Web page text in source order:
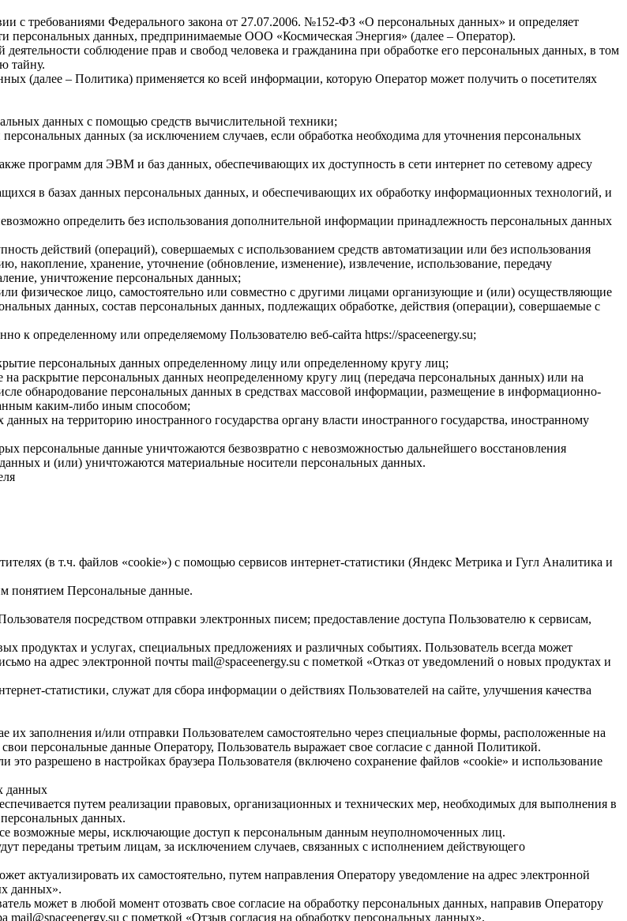
с требованиями Федерального закона от 27.07.2006. №152-ФЗ «О персональных данных» и определяет
персональных данных, предпринимаемые ООО «Космическая Энергия» (далее – Оператор).
соблюдение прав и свобод человека и гражданина при обработке его персональных данных, в том
тайну.
(далее – Политика) применяется ко всей информации, которую Оператор может получить о посетителях
данных с помощью средств вычислительной техники;
данных (за исключением случаев, если обработка необходима для уточнения персональных
программ для ЭВМ и баз данных, обеспечивающих их доступность в сети интернет по сетевому адресу
в базах данных персональных данных, и обеспечивающих их обработку информационных технологий, и
определить без использования дополнительной информации принадлежность персональных данных
действий (операций), совершаемых с использованием средств автоматизации или без использования
накопление, хранение, уточнение (обновление, изменение), извлечение, использование, передачу
уничтожение персональных данных;
физическое лицо, самостоятельно или совместно с другими лицами организующие и (или) осуществляющие
данных, состав персональных данных, подлежащих обработке, действия (операции), совершаемые с
к определенному или определяемому Пользователю веб-сайта https://spaceenergy.su;
персональных данных определенному лицу или определенному кругу лиц;
раскрытие персональных данных неопределенному кругу лиц (передача персональных данных) или на
обнародование персональных данных в средствах массовой информации, размещение в информационно-
каким-либо иным способом;
на территорию иностранного государства органу власти иностранного государства, иностранному
персональные данные уничтожаются безвозвратно с невозможностью дальнейшего восстановления
и (или) уничтожаются материальные носители персональных данных.
(в т.ч. файлов «cookie») с помощью сервисов интернет-статистики (Яндекс Метрика и Гугл Аналитика и
понятием Персональные данные.
посредством отправки электронных писем; предоставление доступа Пользователю к сервисам,
продуктах и услугах, специальных предложениях и различных событиях. Пользователь всегда может
на адрес электронной почты mail@spaceenergy.su с пометкой «Отказ от уведомлений о новых продуктах и
статистики, служат для сбора информации о действиях Пользователей на сайте, улучшения качества
их заполнения и/или отправки Пользователем самостоятельно через специальные формы, расположенные на
персональные данные Оператору, Пользователь выражает свое согласие с данной Политикой.
это разрешено в настройках браузера Пользователя (включено сохранение файлов «cookie» и использование
данных
путем реализации правовых, организационных и технических мер, необходимых для выполнения в
данных.
возможные меры, исключающие доступ к персональным данным неуполномоченных лиц.
переданы третьим лицам, за исключением случаев, связанных с исполнением действующего
актуализировать их самостоятельно, путем направления Оператору уведомление на адрес электронной
данных».
может в любой момент отозвать свое согласие на обработку персональных данных, направив Оператору
с пометкой «Отзыв согласия на обработку персональных данных».